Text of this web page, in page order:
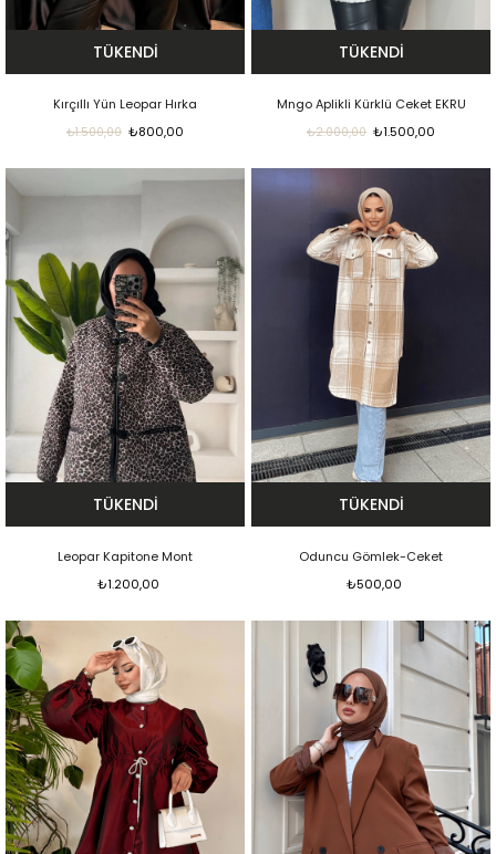
TÜKENDI
Kırçıllı Yün Leopar Hırka
₺800,00
₺1.500,00
TÜKENDI
Mngo Aplikli Kürklü Ceket EKRU
₺1.500,00
₺2.000,00
TÜKENDI
Leopar Kapitone Mont
₺1.200,00
TÜKENDI
Oduncu Gömlek-Ceket
₺500,00